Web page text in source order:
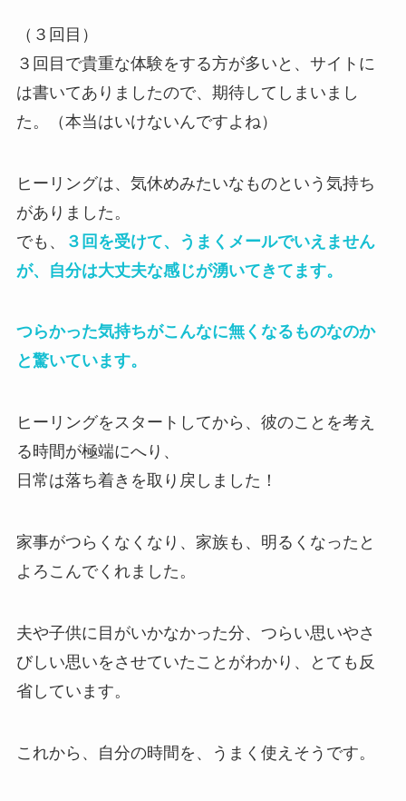
（３回目）
３回目で貴重な体験をする方が多いと、サイトに
は書いてありましたので、期待してしまいまし
た。（本当はいけないんですよね）
ヒーリングは、気休めみたいなものという気持ち
がありました。
でも、
３回を受けて、うまくメールでいえません
が、自分は大丈夫な感じが湧いてきてます。
つらかった気持ちがこんなに無くなるものなのか
と驚いています。
ヒーリングをスタートしてから、彼のことを考え
る時間が極端にへり、
日常は落ち着きを取り戻しました！
家事がつらくなくなり、家族も、明るくなったと
よろこんでくれました。
夫や子供に目がいかなかった分、つらい思いやさ
びしい思いをさせていたことがわかり、とても反
省しています。
これから、自分の時間を、うまく使えそうです。